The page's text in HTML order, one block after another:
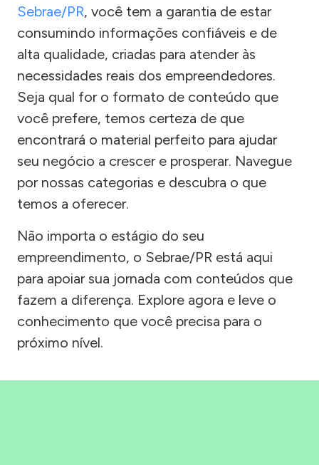
Sebrae/PR, você tem a garantia de estar
consumindo informações confiáveis e de
alta qualidade, criadas para atender às
necessidades reais dos empreendedores.
Seja qual for o formato de conteúdo que
você prefere, temos certeza de que
encontrará o material perfeito para ajudar
seu negócio a crescer e prosperar. Navegue
por nossas categorias e descubra o que
temos a oferecer.
Não importa o estágio do seu
empreendimento, o Sebrae/PR está aqui
para apoiar sua jornada com conteúdos que
fazem a diferença. Explore agora e leve o
conhecimento que você precisa para o
próximo nível.